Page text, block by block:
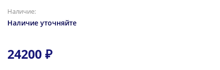
Наличие:
Наличие уточняйте
24200 ₽